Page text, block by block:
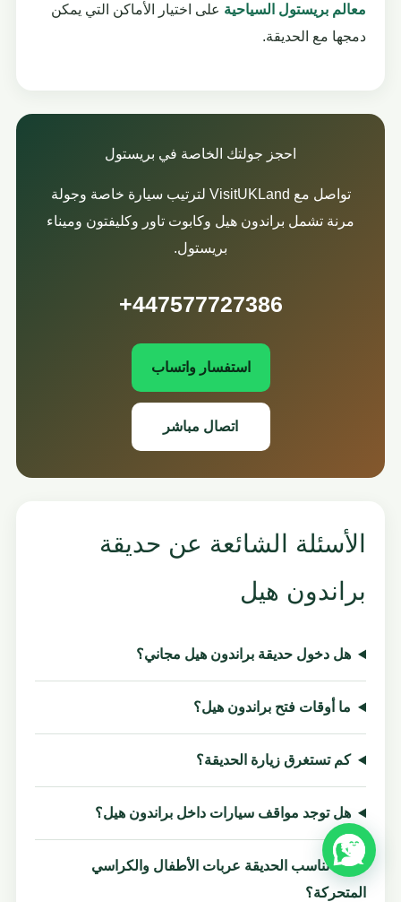
معالم بريستول السياحية على اختيار الأماكن التي يمكن
دمجها مع الحديقة.
احجز جولتك الخاصة في بريستول
تواصل مع VisitUKLand لترتيب سيارة خاصة وجولة
مرنة تشمل براندون هيل وكابوت تاور وكليفتون وميناء
بريستول.
+447577727386
استفسار واتساب
اتصال مباشر
الأسئلة الشائعة عن حديقة
براندون هيل
هل دخول حديقة براندون هيل مجاني؟
ما أوقات فتح براندون هيل؟
كم تستغرق زيارة الحديقة؟
هل توجد مواقف سيارات داخل براندون هيل؟
هل تناسب الحديقة عربات الأطفال والكراسي
المتحركة؟